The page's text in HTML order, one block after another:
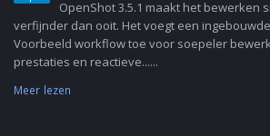
OpenShot 3.5.1 maakt het bewerken
verfijnder dan ooit. Het voegt een
Voorbeeld workflow toe voor soepeler
prestaties en reactieve......
Meer lezen